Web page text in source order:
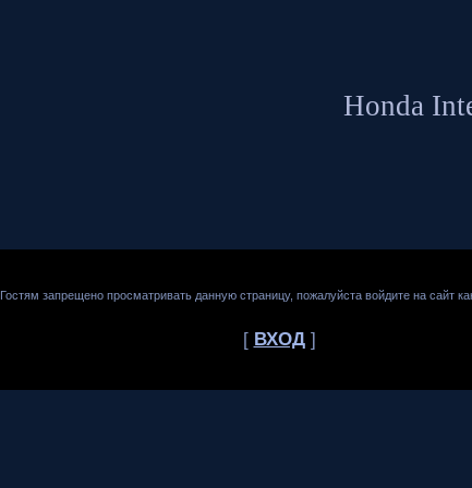
Honda
Гостям запрещено просматривать данную страницу, пожалуйста войдите на сайт
[ ВХОД]